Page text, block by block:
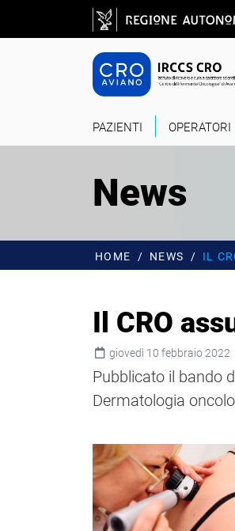
Salta al contenuto principale
PAZIENTI OPERATORI
News
HOME NEWS IL
Il CRO
giovedì 10 febbraio 2022
Pubblicato il bando
Dermatologia